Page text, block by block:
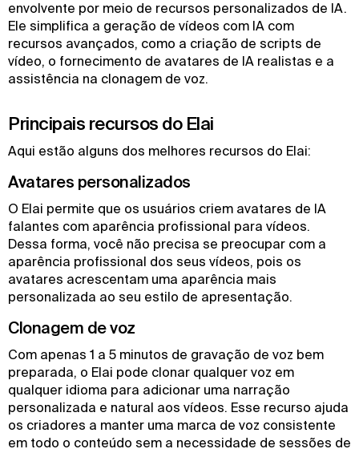
envolvente por meio de recursos personalizados de IA.
Ele simplifica a geração de vídeos com IA com
recursos avançados, como a criação de scripts de
vídeo, o fornecimento de avatares de IA realistas e a
assistência na clonagem de voz.
Principais recursos do Elai
Aqui estão alguns dos melhores recursos do Elai:
Avatares personalizados
O Elai permite que os usuários criem avatares de IA
falantes com aparência profissional para vídeos.
Dessa forma, você não precisa se preocupar com a
aparência profissional dos seus vídeos, pois os
avatares acrescentam uma aparência mais
personalizada ao seu estilo de apresentação.
Clonagem de voz
Com apenas 1 a 5 minutos de gravação de voz bem
preparada, o Elai pode clonar qualquer voz em
qualquer idioma para adicionar uma narração
personalizada e natural aos vídeos. Esse recurso ajuda
os criadores a manter uma marca de voz consistente
em todo o conteúdo sem a necessidade de sessões de